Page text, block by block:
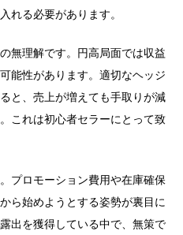
れる必要があります。
無理解です。円高局面では収益
能性があります。適切なヘッジ
と、売上が増えても手取りが減
これは初心者セラーにとって致
プロモーション費用や在庫確保
ら始めようとする姿勢が裏目に
出を獲得している中で、無策で